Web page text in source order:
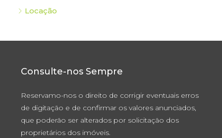
Locação
Consulte-nos Sempre
Reservamo-nos o direito de corrigir eventuais erros
de digitação e de confirmar os valores anunciados,
que poderão ser alterados por solicitação dos
proprietários dos imóveis.